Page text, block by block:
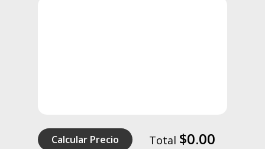
Calcular Precio Total $0.00